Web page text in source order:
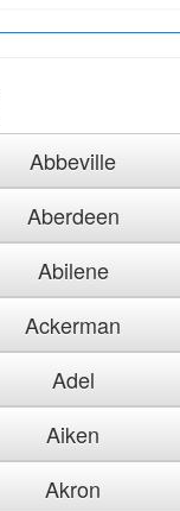
Abbeville
Aberdeen
Abilene
Ackerman
Adel
Aiken
Akron